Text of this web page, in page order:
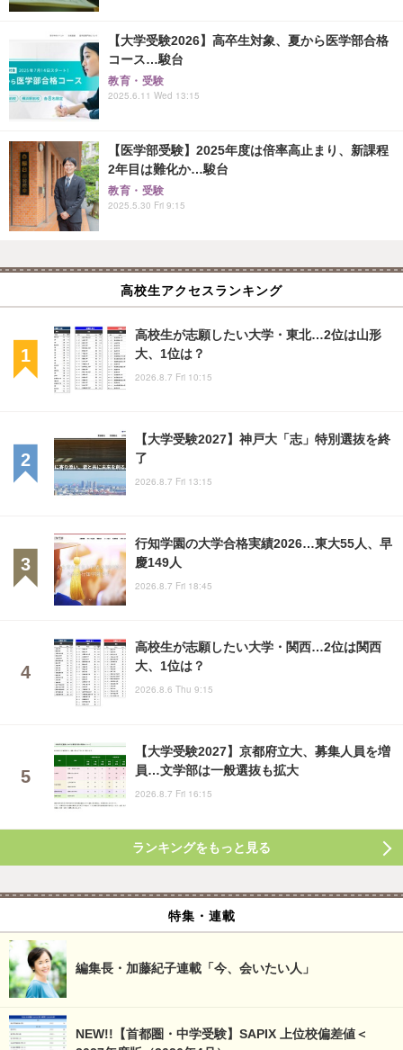
【大学受験2026】高卒生対象、夏から医学部合格
コース…駿台
教育・受験
2025.6.11 Wed 13:15
【医学部受験】2025年度は倍率高止まり、新課程
2年目は難化か…駿台
教育・受験
2025.5.30 Fri 9:15
高校生アクセスランキング
高校生が志願したい大学・東北…2位は山形
大、1位は？
2026.8.7 Fri 10:15
【大学受験2027】神戸大「志」特別選抜を終
了
2026.8.7 Fri 13:15
行知学園の大学合格実績2026…東大55人、早
慶149人
2026.8.7 Fri 18:45
高校生が志願したい大学・関西…2位は関西
大、1位は？
2026.8.6 Thu 9:15
【大学受験2027】京都府立大、募集人員を増
員…文学部は一般選抜も拡大
2026.8.7 Fri 16:15
ランキングをもっと見る
特集・連載
編集長・加藤紀子連載「今、会いたい人」
NEW!!【首都圏・中学受験】SAPIX 上位校偏差値＜